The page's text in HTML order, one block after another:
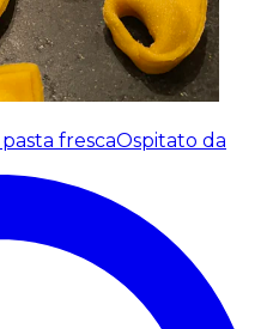
frescaOspitato da